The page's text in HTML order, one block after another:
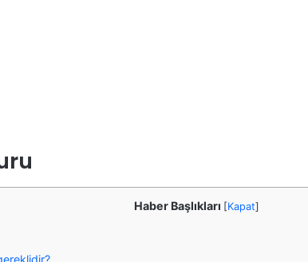
Haber Başlıkları [Kapat]